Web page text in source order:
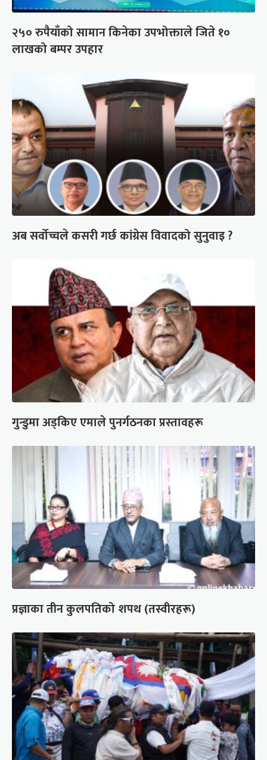
२५० रुपैयाँको सामान किनेका उपभोक्ताले जिते १०
लाखको बम्पर उपहार
अब सर्वोच्चले कसरी गर्छ कांग्रेस विवादको सुनुवाइ ?
गुन्डुमा अड्किए एमाले पुनर्गठनका प्रस्तावहरू
प्रज्ञाका तीन कुलपतिको शपथ (तस्वीरहरू)